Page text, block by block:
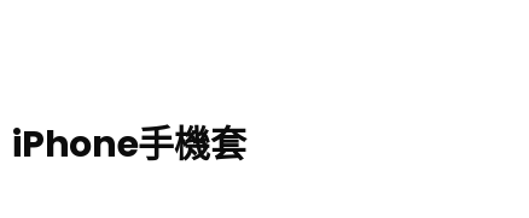
iPhone手機套